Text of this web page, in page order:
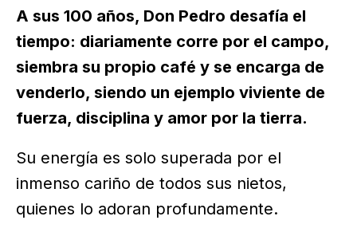
A sus 100 años, Don Pedro desafía el
tiempo: diariamente corre por el campo,
siembra su propio café y se encarga de
venderlo, siendo un ejemplo viviente de
fuerza, disciplina y amor por la tierra.
Su energía es solo superada por el
inmenso cariño de todos sus nietos,
quienes lo adoran profundamente.